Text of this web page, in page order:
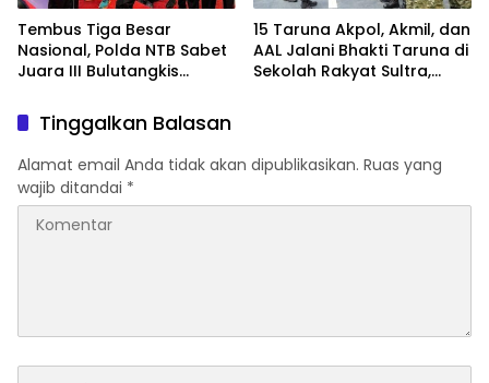
Tembus Tiga Besar
Nasional, Polda NTB Sabet
Juara III Bulutangkis
15 Taruna Akpol, Akmil, dan
AAL Jalani Bhakti Taruna di
Sekolah Rakyat Sultra,
Tinggalkan Balasan
Alamat email Anda tidak akan dipublikasikan. Ruas yang
wajib ditandai *